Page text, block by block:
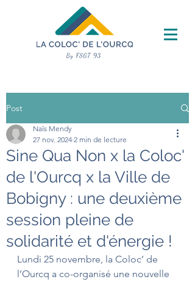
Post
Sine Qua Non x la Coloc'
de l'Ourcq x la Ville de
Bobigny : une deuxième
session pleine de
solidarité et d'énergie !
Naïs Mendy
27 nov. 2024 2 min de lecture
Lundi 25 novembre, la Coloc’ de
l’Ourcq a co-organisé une nouvelle